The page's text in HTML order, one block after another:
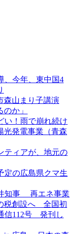
、今年、東中国4
森山まり子講演
か」
い！雨で崩れ続け
発電事業（青森
ティアが、地元の
定の広島県クマ生
知事 再エネ事業
税創設へ 全国初
信112号 発刊し